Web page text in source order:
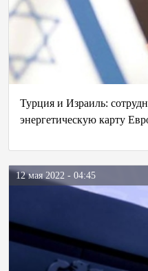
Турция и Израиль:
энергетическую карту
12 мая 2022 - 04:45